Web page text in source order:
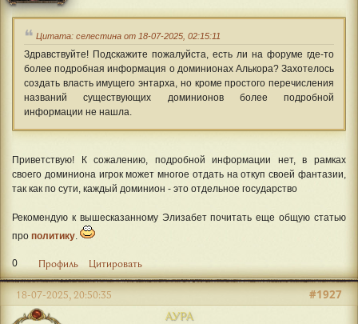
Цитата: селестина от 18-07-2025, 02:15:11
Здравствуйте! Подскажите пожалуйста, есть ли на форуме где-то
более подробная информация о доминионах Алькора? Захотелось
создать власть имущего энтарха, но кроме простого перечисления
названий существующих доминионов более подробной
информации не нашла.
Приветствую! К сожалению, подробной информации нет, в рамках
своего доминиона игрок может многое отдать на откуп своей фантазии,
так как по сути, каждый доминион - это отдельное государство
Рекомендую к вышесказанному Элизабет почитать еще общую статью
про политику.
0 Профиль Цитировать
АУРА
#1927
18-07-2025, 20:50:35